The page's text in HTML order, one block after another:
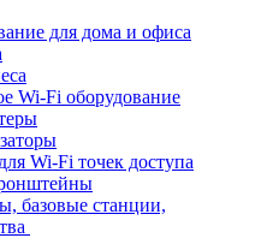
для дома и офиса
Wi-Fi оборудование
Wi-Fi точек доступа
базовые станции,